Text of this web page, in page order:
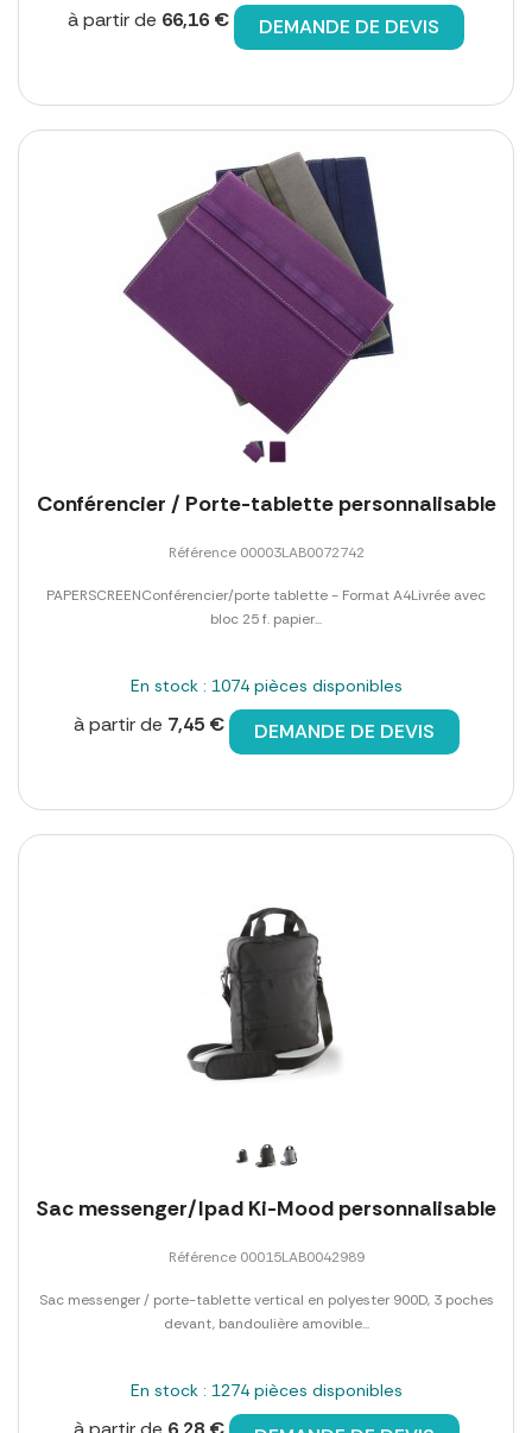
à partir de 66,16 € DEMANDE DE DEVIS
Conférencier / Porte-tablette personnalisable
Référence 00003LAB0072742
PAPERSCREENConférencier/porte tablette - Format A4Livrée avec
bloc 25 f. papier...
En stock : 1074 pièces disponibles
à partir de 7,45 € DEMANDE DE DEVIS
Sac messenger/Ipad Ki-Mood personnalisable
Référence 00015LAB0042989
Sac messenger / porte-tablette vertical en polyester 900D, 3 poches
devant, bandoulière amovible...
En stock : 1274 pièces disponibles